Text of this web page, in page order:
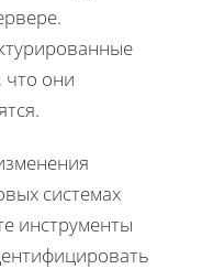
что они
системах
инструменты